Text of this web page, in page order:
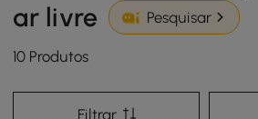
ar livre
Pesquisar
10 Produtos
Filtrar